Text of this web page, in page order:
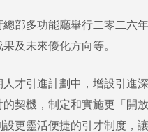
部多功能廳舉行二零二六
及未來優化方向等。
才引進計劃中，增設引進
契機，制定和實施更「開
更靈活便捷的引才制度，